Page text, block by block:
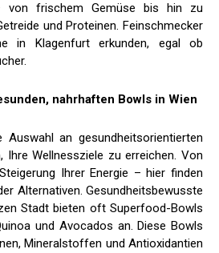
von frischem Gemüse bis hin zu
und Proteinen. Feinschmecker
in Klagenfurt erkunden, egal ob
nahrhaften Bowls in Wien
an gesundheitsorientierten
Ihre Wellnessziele zu erreichen. Von
Ihrer Energie – hier finden
Alternativen. Gesundheitsbewusste
Stadt bieten oft Superfood-Bowls
und Avocados an. Diese Bowls
Mineralstoffen und Antioxidantien